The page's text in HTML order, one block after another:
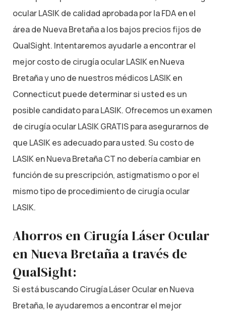
ocular LASIK de calidad aprobada por la FDA en el
área de Nueva Bretaña a los bajos precios fijos de
QualSight. Intentaremos ayudarle a encontrar el
mejor costo de cirugía ocular LASIK en Nueva
Bretaña y uno de nuestros médicos LASIK en
Connecticut puede determinar si usted es un
posible candidato para LASIK. Ofrecemos un examen
de cirugía ocular LASIK GRATIS para asegurarnos de
que LASIK es adecuado para usted. Su costo de
LASIK en Nueva Bretaña CT no debería cambiar en
función de su prescripción, astigmatismo o por el
mismo tipo de procedimiento de cirugía ocular
LASIK.
Ahorros en Cirugía Láser Ocular
en Nueva Bretaña a través de
QualSight:
Si está buscando Cirugía Láser Ocular en Nueva
Bretaña, le ayudaremos a encontrar el mejor